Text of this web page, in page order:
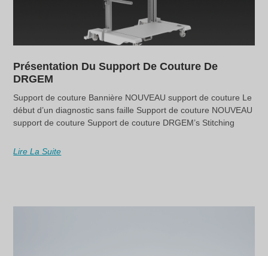
Présentation Du Support De Couture De
DRGEM
Support de couture Bannière NOUVEAU support de couture Le
début d’un diagnostic sans faille Support de couture NOUVEAU
support de couture Support de couture DRGEM’s Stitching
Lire La Suite